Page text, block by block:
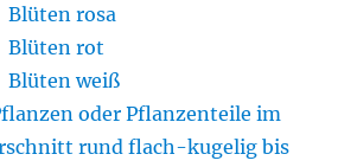
Blüten rosa
Blüten rot
Blüten weiß
oder Pflanzenteile im
rund flach-kugelig bis